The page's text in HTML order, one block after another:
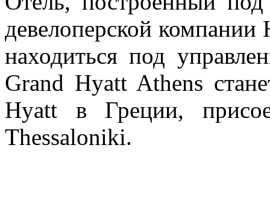
девелоперской компании
находиться под
Grand Hyatt Athens
Hyatt в Греции,
Thessaloniki.